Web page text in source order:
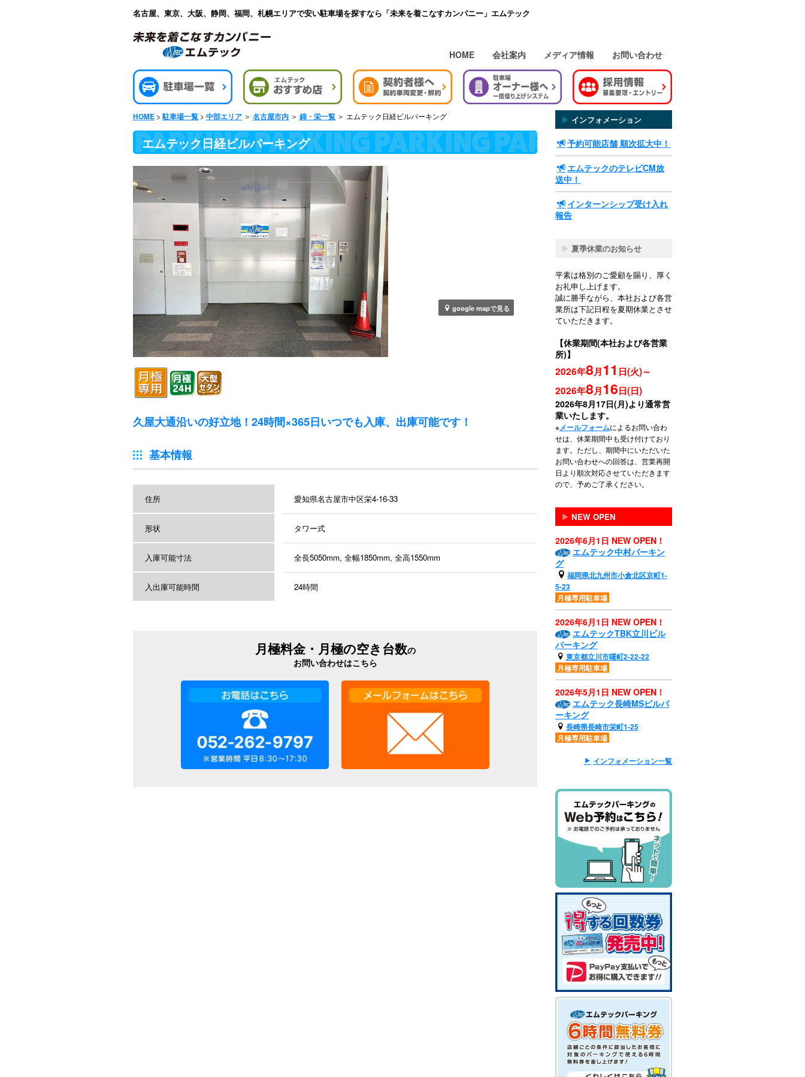
名古屋、東京、大阪、静岡、福岡、札幌エリアで安い駐車場を探すなら「未来を着こなすカンパニー」エムテック
HOME 会社案内 メディア情報 お問い合わせ
HOME > 駐車場一覧 > 中部エリア ＞ 名古屋市内 ＞ 錦・栄一覧 ＞ エムテック日経ビルパーキング
エムテック日経ビルパーキング
google mapで見る
久屋大通沿いの好立地！24時間×365日いつでも入庫、出庫可能です！
基本情報
住所 愛知県名古屋市中区栄4-16-33
形状 タワー式
入庫可能寸法 全長5050mm, 全幅1850mm, 全高1550mm
入出庫可能時間 24時間
月極料金・月極の空き台数の
お問い合わせはこちら
▶ インフォメーション
予約可能店舗 順次拡大中！
エムテックのテレビCM放
送中！
インターンシップ受け入れ
報告
▶ 夏季休業のお知らせ
平素は格別のご愛顧を賜り、厚く
お礼申し上げます。
誠に勝手ながら、本社および各営
業所は下記日程を夏期休業とさせ
ていただきます。
【休業期間(本社および各営業
所)】
2026年8月11 日(火)～
2026年8月16日(日)
2026年8月17日(月)より通常営
業いたします。
※メールフォームによるお問い合わ
せは、休業期間中も受け付けており
ます。ただし、期間中にいただいた
お問い合わせへの回答は、営業再開
日より順次対応させていただきます
ので、予めご了承ください。
▶ NEW OPEN
2026年6月1日 NEW OPEN！
エムテック中村パーキン
グ
福岡県北九州市小倉北区京町1-
5-23
月極専用駐車場
2026年6月1日 NEW OPEN！
エムテックTBK立川ビル
パーキング
東京都立川市曙町2-22-22
月極専用駐車場
2026年5月1日 NEW OPEN！
エムテック長崎MSビルパ
ーキング
長崎県長崎市栄町1-25
月極専用駐車場
インフォメーション一覧